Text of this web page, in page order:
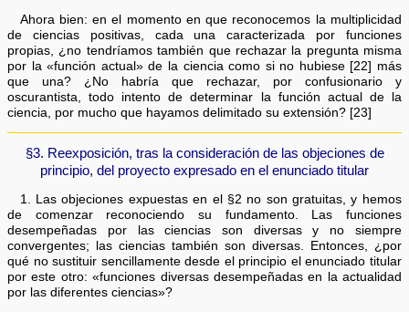
Ahora bien: en el momento en que reconocemos la multiplicidad
de ciencias positivas, cada una caracterizada por funciones
propias, ¿no tendríamos también que rechazar la pregunta misma
por la «función actual» de la ciencia como si no hubiese [22] más
que una? ¿No habría que rechazar, por confusionario y
oscurantista, todo intento de determinar la función actual de la
ciencia, por mucho que hayamos delimitado su extensión? [23]
§3. Reexposición, tras la consideración de las objeciones de
principio, del proyecto expresado en el enunciado titular
1. Las objeciones expuestas en el §2 no son gratuitas, y hemos
de comenzar reconociendo su fundamento. Las funciones
desempeñadas por las ciencias son diversas y no siempre
convergentes; las ciencias también son diversas. Entonces, ¿por
qué no sustituir sencillamente desde el principio el enunciado titular
por este otro: «funciones diversas desempeñadas en la actualidad
por las diferentes ciencias»?